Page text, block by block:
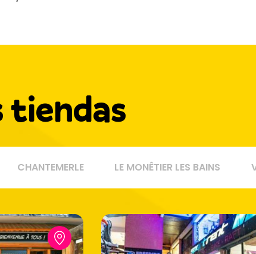
tiendas
CHANTEMERLE LE MONÊTIER LES BAINS